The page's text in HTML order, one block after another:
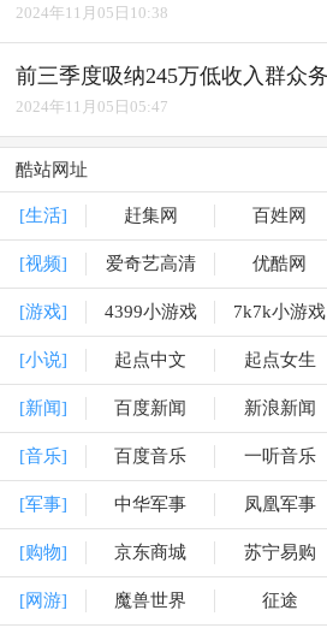
2024年11月05日10:38
2024年11月05日05:47
酷站网址
[生活] 赶集网 百姓网
[视频] 爱奇艺高清 优酷网
[游戏] 4399小游戏 7k7k小游戏
[小说] 起点中文 起点女生
[新闻] 百度新闻 新浪新闻
[音乐] 百度音乐 一听音乐
[军事] 中华军事 凤凰军事
[购物] 京东商城 苏宁易购
[网游] 魔兽世界 征途